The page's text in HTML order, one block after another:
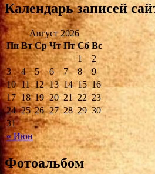
Календарь записей
Август 2026
Пн Вт Ср Чт Пт Сб Вс
« Июн
1
2
3
4 5 6 7 8
9
10 11 12 13 14 15 16
17 18 19 20 21 22 23
24 25 26 27 28 29 30
31
Фотоальбом